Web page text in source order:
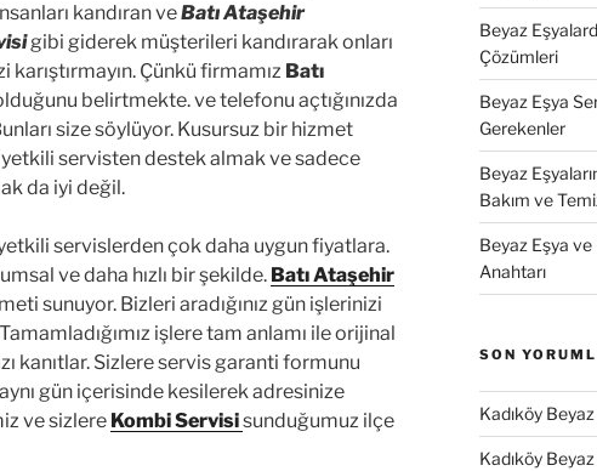
kandıran veBatı Ataşehir
gibi giderek müşterileri kandırarak onları
Çünkü firmamız Batı
belirtmekte. ve telefonu açtığınızda
size söylüyor. Kusursuz bir hizmet
servisten destek almak ve sadece
da iyi değil.
servislerden çok daha uygun fiyatlara.
ve daha hızlı bir şekilde. Batı Ataşehir
sunuyor. Bizleri aradığınız gün işlerinizi
işlere tam anlamı ile orijinal
kanıtlar. Sizlere servis garanti formunu
aynı gün içerisinde kesilerek adresinize
ve sizlere Kombi Servisisunduğumuz ilçe
Beyaz
Çözümleri
Beyaz Eşya
Gerekenler
Beyaz
Bakım ve
Beyaz Eşya
Anahtarı
SON
Kadıköy
Kadıköy